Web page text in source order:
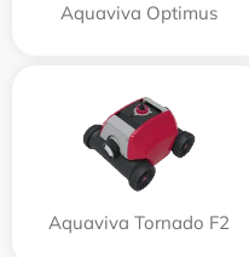
Aquaviva Optimus
Aquaviva Tornado F2